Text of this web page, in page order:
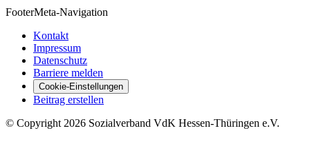
FooterMeta-Navigation
Kontakt
Impressum
Datenschutz
Barriere melden
Cookie-Einstellungen
Beitrag erstellen
© Copyright 2026 Sozialverband VdK Hessen-Thüringen e.V.